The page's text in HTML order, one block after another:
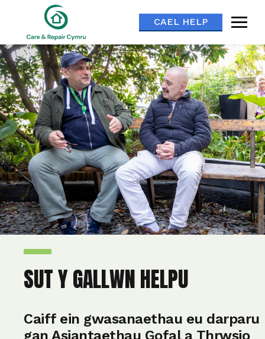
CAEL HELP
SUT Y GALLWN HELPU
Caiff ein gwasanaethau eu darparu
gan Asiantaethau Gofal a Thrwsio